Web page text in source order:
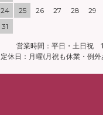
24 25 26 27 28
29
31
営業時間：平日・土日祝
定休日：月曜(月祝も休業・例